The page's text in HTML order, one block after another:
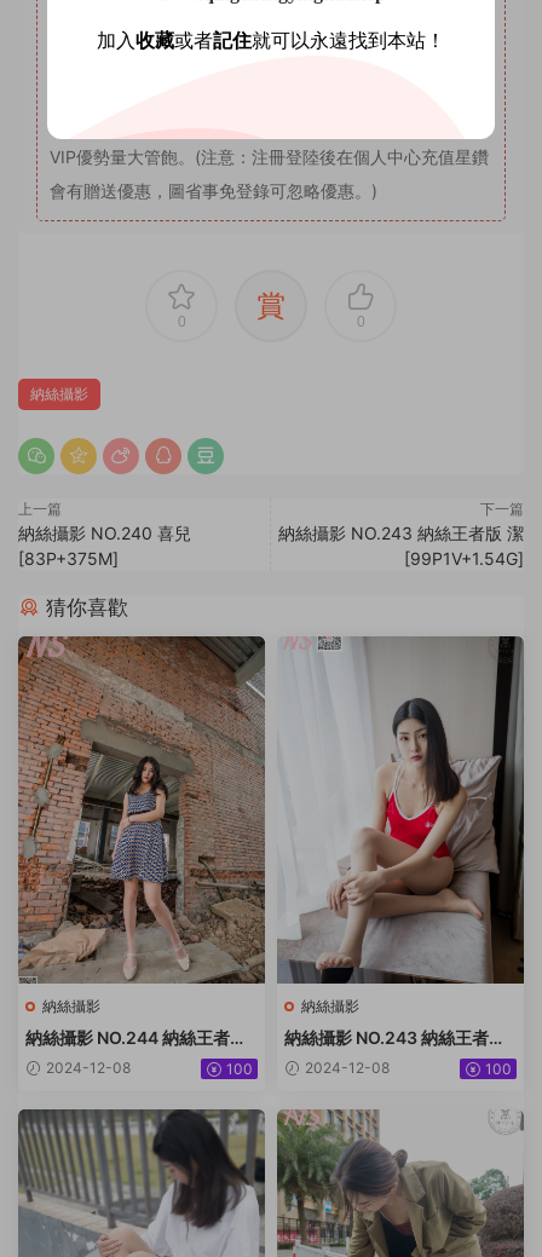
本站年VIP權限：套圖系列、AI明星系列。
VIP優勢量大管飽。(注意：注冊登陸後在個人中心充值星鑽
會有贈送優惠，圖省事免登錄可忽略優惠。)
0 賞 0
納絲攝影
上一篇
納絲攝影 NO.240 喜兒
[83P+375M]
下一篇
納絲攝影 NO.243 納絲王者版 潔
[99P1V+1.54G]
猜你喜歡
納絲攝影
納絲攝影 NO.244 納絲王者版
小迪 [92P+1222M]
2024-12-08 100
納絲攝影
納絲攝影 NO.243 納絲王者版
潔 [99P1V+1.54G]
2024-12-08 100
加入收藏或者記住就可以永遠找到本站！